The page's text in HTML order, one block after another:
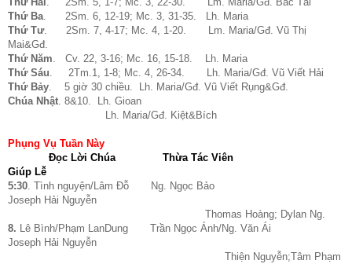
Thứ Ba. 2Sm. 6, 12-19; Mc. 3, 31-35. Lh. Maria
Thứ Tư. 2Sm. 7, 4-17; Mc. 4, 1-20. Lm. Maria/Gđ. Vũ Thị
Mai&Gđ.
Thứ Năm. Cv. 22, 3-16; Mc. 16, 15-18. Lh. Maria
Thứ Sáu. 2Tm.1, 1-8; Mc. 4, 26-34. Lh. Maria/Gđ. Vũ Viết Hải
Thứ Bảy. 5 giờ 30 chiều. Lh. Maria/Gđ. Vũ Viết Rụng&Gđ.
Chúa Nhật. 8&10. Lh. Gioan
Lh. Maria/Gđ. Kiệt&Bích
Phụng Vụ Tuần Này
Đọc Lời Chúa
Thừa Tác Viên
Giúp Lễ
5:30. Tình nguyện/Lâm Đỗ Ng. Ngọc Bảo
Joseph Hải Nguyễn
Thomas Hoàng; Dylan Ng.
8. Lê Bình/Phạm LanDung Trần Ngọc Ánh/Ng. Văn Ái
Joseph Hải Nguyễn
Thiện Nguyễn;Tâm Phạm